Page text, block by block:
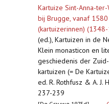
Kartuize Sint-Anna-
bij Brugge, vanaf
(kartuizerinnen)
(ed.), Kartuizen in de
Klein monasticon en
geschiedenis der
kartuizen (= De
ed. R. Rothfusz & A. J.
237-239